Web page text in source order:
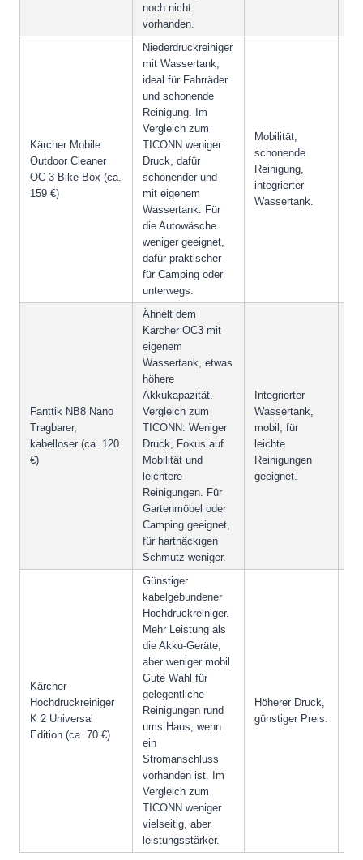
noch nicht
vorhanden.
Kärcher Mobile
Outdoor Cleaner
OC 3 Bike Box (ca.
159 €)
Niederdruckreiniger
mit Wassertank,
ideal für Fahrräder
und schonende
Reinigung. Im
Vergleich zum
TICONN weniger
Druck, dafür
schonender und
mit eigenem
Wassertank. Für
die Autowäsche
weniger geeignet,
dafür praktischer
für Camping oder
unterwegs.
Mobilität,
schonende
Reinigung,
integrierter
Wassertank.
Fanttik NB8 Nano
Tragbarer,
kabelloser (ca. 120
€)
Ähnelt dem
Kärcher OC3 mit
eigenem
Wassertank, etwas
höhere
Akkukapazität.
Vergleich zum
TICONN: Weniger
Druck, Fokus auf
Mobilität und
leichtere
Reinigungen. Für
Gartenmöbel oder
Camping geeignet,
für hartnäckigen
Schmutz weniger.
Integrierter
Wassertank,
mobil, für
leichte
Reinigungen
geeignet.
Kärcher
Hochdruckreiniger
K 2 Universal
Edition (ca. 70 €)
Günstiger
kabelgebundener
Hochdruckreiniger.
Mehr Leistung als
die Akku-Geräte,
aber weniger mobil.
Gute Wahl für
gelegentliche
Reinigungen rund
ums Haus, wenn
ein
Stromanschluss
vorhanden ist. Im
Vergleich zum
TICONN weniger
vielseitig, aber
leistungsstärker.
Höherer Druck,
günstiger Preis.